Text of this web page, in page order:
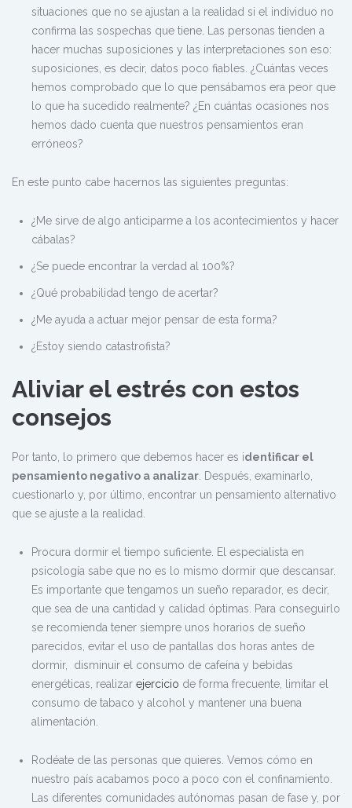
situaciones que no se ajustan a la realidad si el individuo no
confirma las sospechas que tiene. Las personas tienden a
hacer muchas suposiciones y las interpretaciones son eso:
suposiciones, es decir, datos poco fiables. ¿Cuántas veces
hemos comprobado que lo que pensábamos era peor que
lo que ha sucedido realmente? ¿En cuántas ocasiones nos
hemos dado cuenta que nuestros pensamientos eran
erróneos?
En este punto cabe hacernos las siguientes preguntas:
¿Me sirve de algo anticiparme a los acontecimientos y hacer
cábalas?
¿Se puede encontrar la verdad al 100%?
¿Qué probabilidad tengo de acertar?
¿Me ayuda a actuar mejor pensar de esta forma?
¿Estoy siendo catastrofista?
Aliviar el estrés con estos
consejos
Por tanto, lo primero que debemos hacer es identificar el
pensamiento negativo a analizar . Después, examinarlo,
cuestionarlo y, por último, encontrar un pensamiento alternativo
que se ajuste a la realidad.
Procura dormir el tiempo suficiente. El especialista en
psicología sabe que no es lo mismo dormir que descansar.
Es importante que tengamos un sueño reparador, es decir,
que sea de una cantidad y calidad óptimas. Para conseguirlo
se recomienda tener siempre unos horarios de sueño
parecidos, evitar el uso de pantallas dos horas antes de
dormir, disminuir el consumo de cafeína y bebidas
energéticas, realizar ejercicio de forma frecuente, limitar el
consumo de tabaco y alcohol y mantener una buena
alimentación.
Rodéate de las personas que quieres. Vemos cómo en
nuestro país acabamos poco a poco con el confinamiento.
Las diferentes comunidades autónomas pasan de fase y, por